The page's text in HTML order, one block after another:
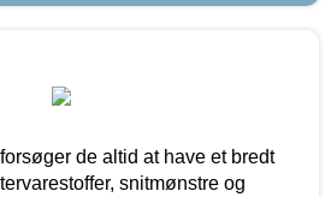
de altid at have et bredt
snitmønstre og